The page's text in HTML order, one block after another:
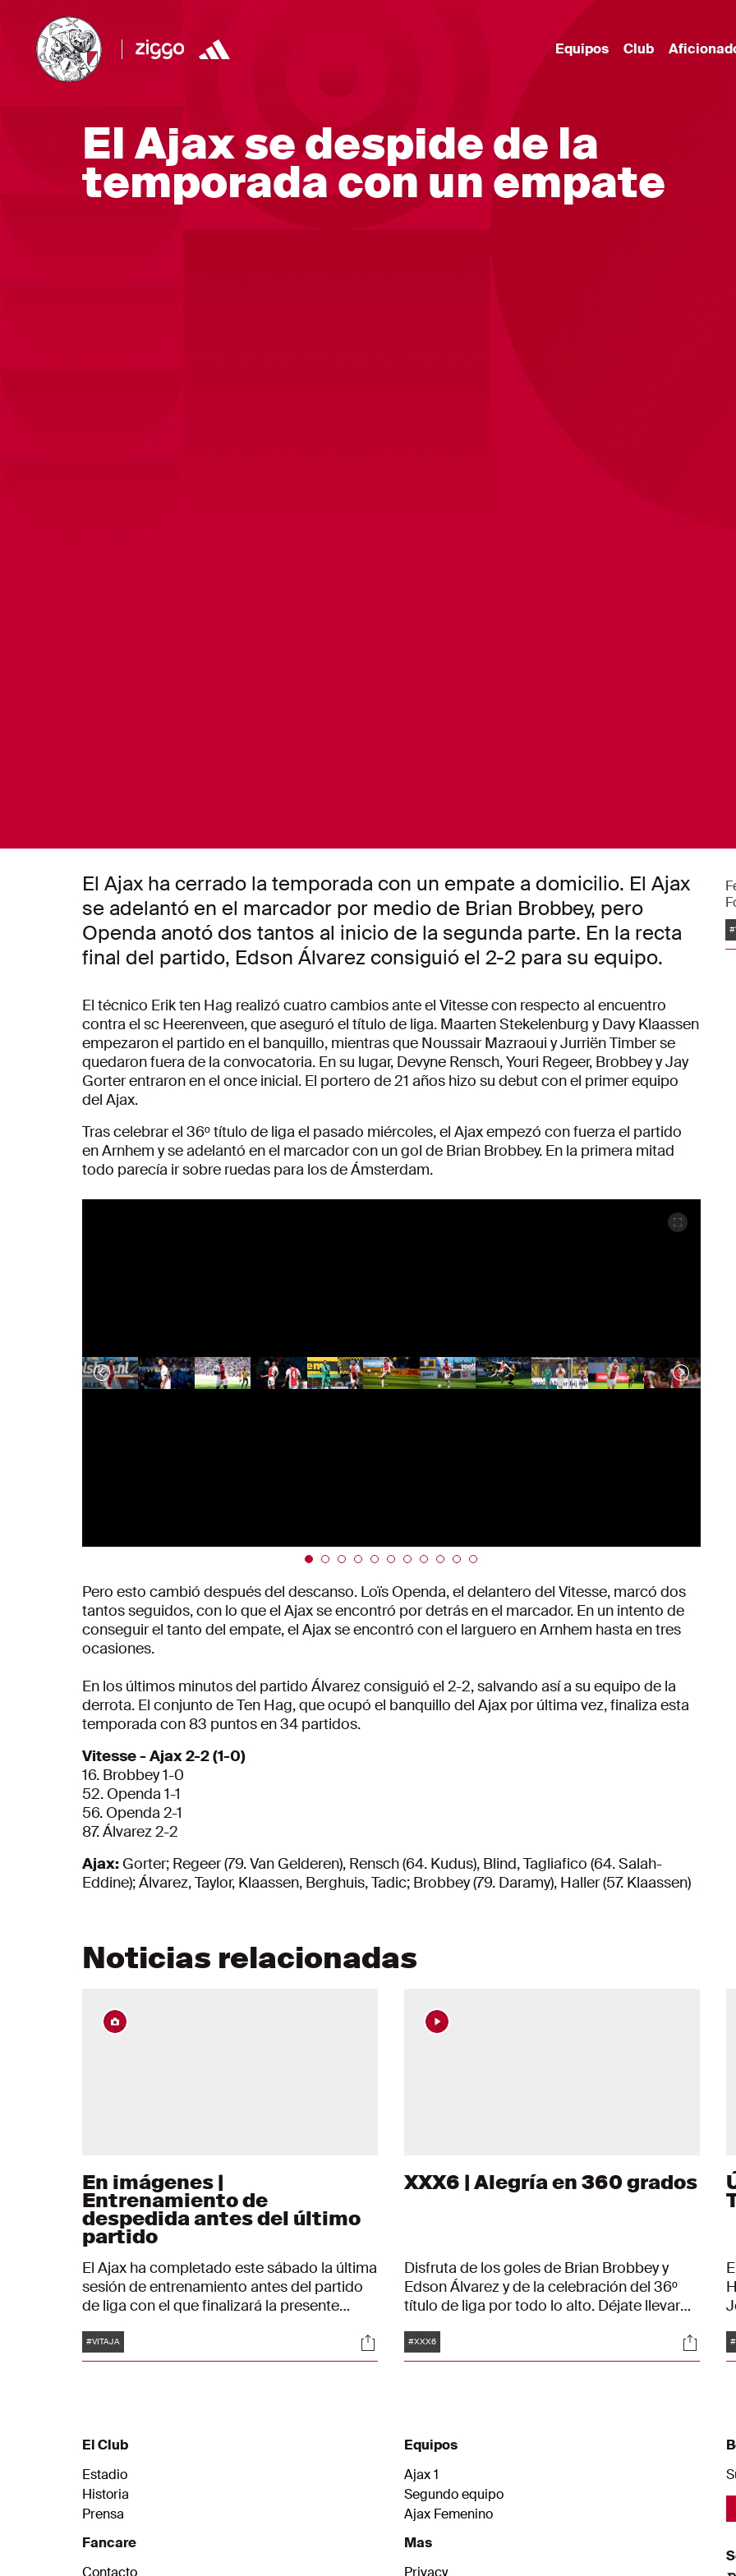
Equipos Club
El Ajax se despide de la
temporada con un empate
El Ajax ha cerrado la temporada con un empate a domicilio. El Ajax
se adelantó en el marcador por medio de Brian Brobbey, pero
Openda anotó dos tantos al inicio de la segunda parte. En la recta
final del partido, Edson Álvarez consiguió el 2-2 para su equipo.
El técnico Erik ten Hag realizó cuatro cambios ante el Vitesse con respecto al encuentro
contra el sc Heerenveen, que aseguró el título de liga. Maarten Stekelenburg y Davy Klaassen
empezaron el partido en el banquillo, mientras que Noussair Mazraoui y Jurriën Timber se
quedaron fuera de la convocatoria. En su lugar, Devyne Rensch, Youri Regeer, Brobbey y Jay
Gorter entraron en el once inicial. El portero de 21 años hizo su debut con el primer equipo
del Ajax.
Tras celebrar el 36º título de liga el pasado miércoles, el Ajax empezó con fuerza el partido
en Arnhem y se adelantó en el marcador con un gol de Brian Brobbey. En la primera mitad
todo parecía ir sobre ruedas para los de Ámsterdam.
Pero esto cambió después del descanso. Loïs Openda, el delantero del Vitesse, marcó dos
tantos seguidos, con lo que el Ajax se encontró por detrás en el marcador. En un intento de
conseguir el tanto del empate, el Ajax se encontró con el larguero en Arnhem hasta en tres
ocasiones.
En los últimos minutos del partido Álvarez consiguió el 2-2, salvando así a su equipo de la
derrota. El conjunto de Ten Hag, que ocupó el banquillo del Ajax por última vez, finaliza esta
temporada con 83 puntos en 34 partidos.
Vitesse - Ajax 2-2 (1-0)
16. Brobbey 1-0
52. Openda 1-1
56. Openda 2-1
87. Álvarez 2-2
Ajax: Gorter; Regeer (79. Van Gelderen), Rensch (64. Kudus), Blind, Tagliafico (64. Salah-
Eddine); Álvarez, Taylor, Klaassen, Berghuis, Tadic; Brobbey (79. Daramy), Haller (57. Klaassen)
Noticias relacionadas
En imágenes |
Entrenamiento de
despedida antes del último
partido
El Ajax ha completado este sábado la última
sesión de entrenamiento antes del partido
de liga con el que finalizará la presente
han coronado como campeones de liga,
visitarán este domingo al Vitesse, el sexto
Etiquetas
#VITAJA Sociales
XXX6 | Alegría en 360 grados
Disfruta de los goles de Brian Brobbey y
Edson Álvarez y de la celebración del 36º
título de liga por todo lo alto. Déjate llevar
grados y revive la celebración del
campeonato como si hubieses estado allí.
Etiquetas
#XXX6
El Club
Estadio
Historia
Prensa
Fancare
Equipos
Ajax 1
Segundo equipo
Ajax Femenino
Mas